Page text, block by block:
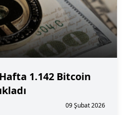
1.142 Bitcoin
09 Şubat 2026